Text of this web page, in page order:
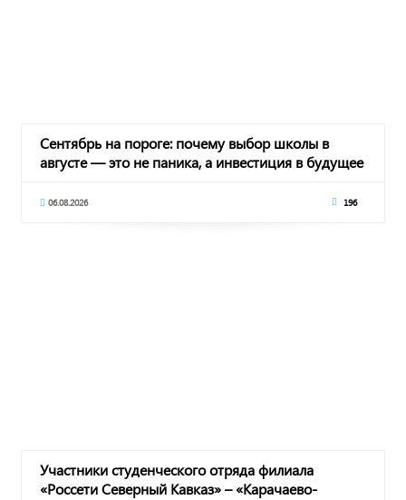
Сентябрь на пороге: почему выбор школы в
августе — это не паника, а инвестиция в будущее
06.08.2026 196
Участники студенческого отряда филиала
«Россети Северный Кавказ» – «Карачаево-